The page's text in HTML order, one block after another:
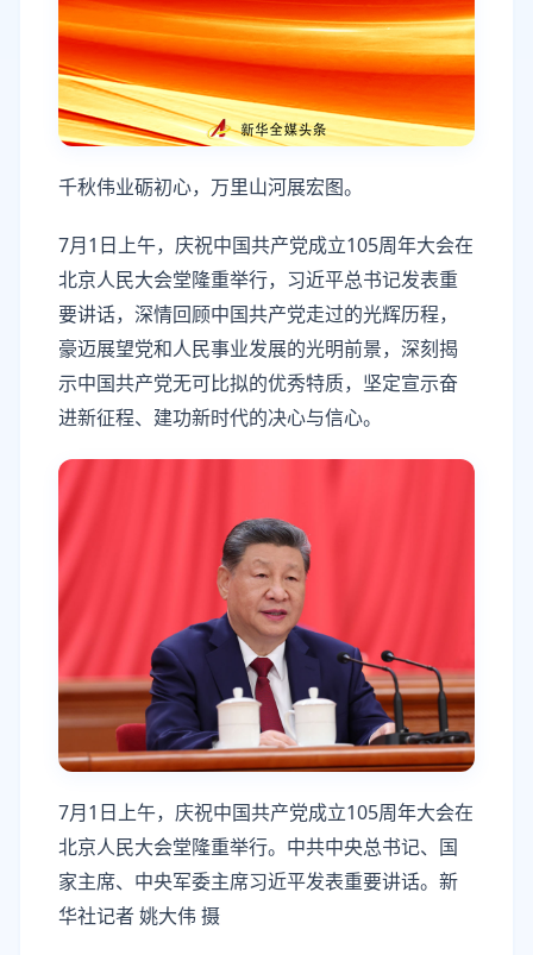
千秋伟业砺初心，万里山河展宏图。
7月1日上午，庆祝中国共产党成立105周年大会在
北京人民大会堂隆重举行，习近平总书记发表重
要讲话，深情回顾中国共产党走过的光辉历程，
豪迈展望党和人民事业发展的光明前景，深刻揭
示中国共产党无可比拟的优秀特质，坚定宣示奋
进新征程、建功新时代的决心与信心。
7月1日上午，庆祝中国共产党成立105周年大会在
北京人民大会堂隆重举行。中共中央总书记、国
家主席、中央军委主席习近平发表重要讲话。新
华社记者 姚大伟 摄